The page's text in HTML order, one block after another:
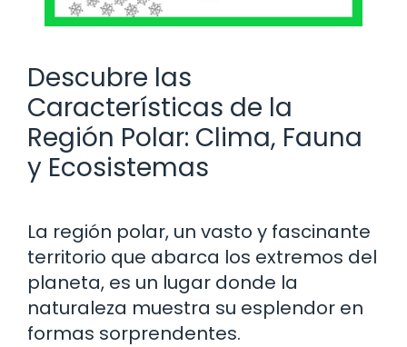
Descubre las
Características de la
Región Polar: Clima, Fauna
y Ecosistemas
La región polar, un vasto y fascinante
territorio que abarca los extremos del
planeta, es un lugar donde la
naturaleza muestra su esplendor en
formas sorprendentes.